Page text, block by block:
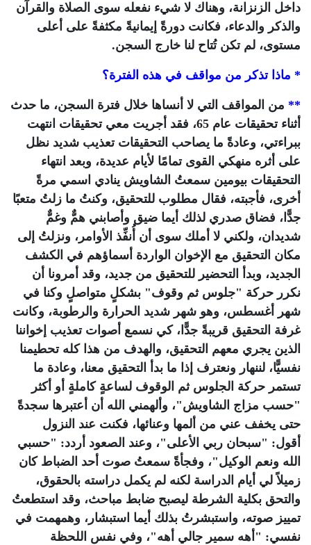
داخل الزنزانة، وهناك لا شيء نفعله سوى الصلاة والقرآن
والذكر والدعاء، فكانت دورةً إيمانيةً مكثفةً على أعلى
مستوى، لم تكن تُتاح لنا خارج السجن.
* ماذا تذكر من مواقف في هذه الفترة؟
** من المواقف التي لا أنساها خلال فترة السجن، ما حدث
أثناء تحقيقات عام 65، فقد أجريت معي تحقيقات انتهت
ببراءتي، وعادةً ما يصاحب التحقيقات تعذيب شديد نظل
على أثره منهكي القوى تمامًا لأيام عديدة، وبعد انتهاء
التحقيقات بيومين سمعتُ الشاويش ينادي اسمي مرةً
أخرى، فأجبته، فقال مطلوب للتحقيق، وكنتُ ما زلتُ متعبًا
جدًّا، فضاق صدري لذلك أيما ضيق وأصابني همٌّ وغمٌّ
شديدان، ولكني لا أملك سوى أن أُنفِّذ الأوامر، ونزلتُ إلى
مكان التحقيق مع الإخوان الواردة أسماؤهم في الكشف
الجديد، وبدأ التحضير للتحقيق من جديد، وقد أمرونا أن
نكرر حركة "جلوس ثم وقوف" بشكلٍ متواصلٍ وكنا في
شهر أغسطس، وهو شهر شديد الحرارة والرطوبة، وكانت
غرفة التحقيق قريبةً جدًّا، كي نسمع أصوات تعذيب إخواننا
الذين يجري معهم التحقيق، والهدف من هذا كله تحطيمنا
نفسيًّا، لننهار ونعترف إذا ما بدأ التحقيق معنا، وعادة ما
تستمر حركة الجلوس ثم الوقوف لساعةٍ كاملةٍ أو أكثر
"حسب مزاج الشاويش"، وألهمني الله أن أعتبرها سجدةً
حتى يخفف عني من ألمها وعنائها، فكنت عند النزول
أقول: "سبحان ربي الأعلى"، وعند الصعود أردد: "حسبي
الله ونعم الوكيل"، وفجأةً سمعتُ صوت أحد الضباط كان
زميلاً لي أيام الدراسة لكنه لم يكمل دراسته بالحقوق،
والتحق بكلية الشرطة ليصبح ضابط مباحث، وقد استطعتُ
تمييز صوته، واستبشرتُ بذلك أيما استبشار، وهمهمت في
نفسي: "أهه سمير جالي أهه"، وفي نفس اللحظة